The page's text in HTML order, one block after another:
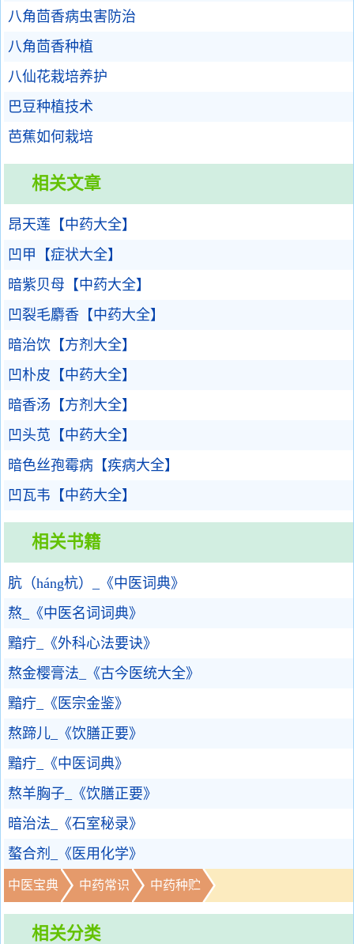
八角茴香病虫害防治
八角茴香种植
八仙花栽培养护
巴豆种植技术
芭蕉如何栽培
相关文章
昂天莲【中药大全】
凹甲【症状大全】
暗紫贝母【中药大全】
凹裂毛麝香【中药大全】
暗治饮【方剂大全】
凹朴皮【中药大全】
暗香汤【方剂大全】
凹头苋【中药大全】
暗色丝孢霉病【疾病大全】
凹瓦韦【中药大全】
相关书籍
肮（háng杭）_《中医词典》
熬_《中医名词词典》
黯疔_《外科心法要诀》
熬金樱膏法_《古今医统大全》
黯疔_《医宗金鉴》
熬蹄儿_《饮膳正要》
黯疔_《中医词典》
熬羊胸子_《饮膳正要》
暗治法_《石室秘录》
螯合剂_《医用化学》
中医宝典 中药常识 中药种贮
相关分类